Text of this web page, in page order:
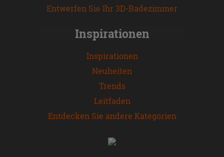
Entwerfen Sie Ihr 3D-Badezimmer
Inspirationen
Inspirationen
Neuheiten
Trends
Leitfaden
Entdecken Sie andere Kategorien